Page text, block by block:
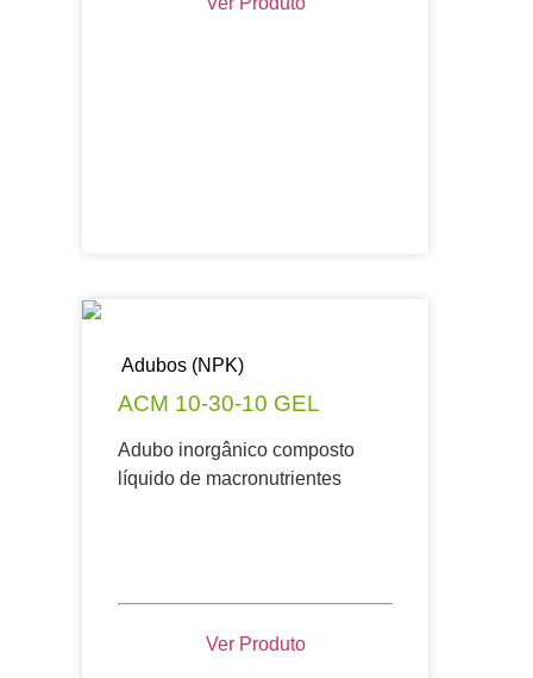
Adubos (NPK)
ACM 10-30-10 GEL
Adubo inorgânico composto
líquido de macronutrientes
Ver Produto